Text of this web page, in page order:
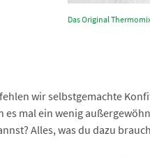
Das Original
wir selbstgemachte
es mal ein wenig
Alles, was du dazu